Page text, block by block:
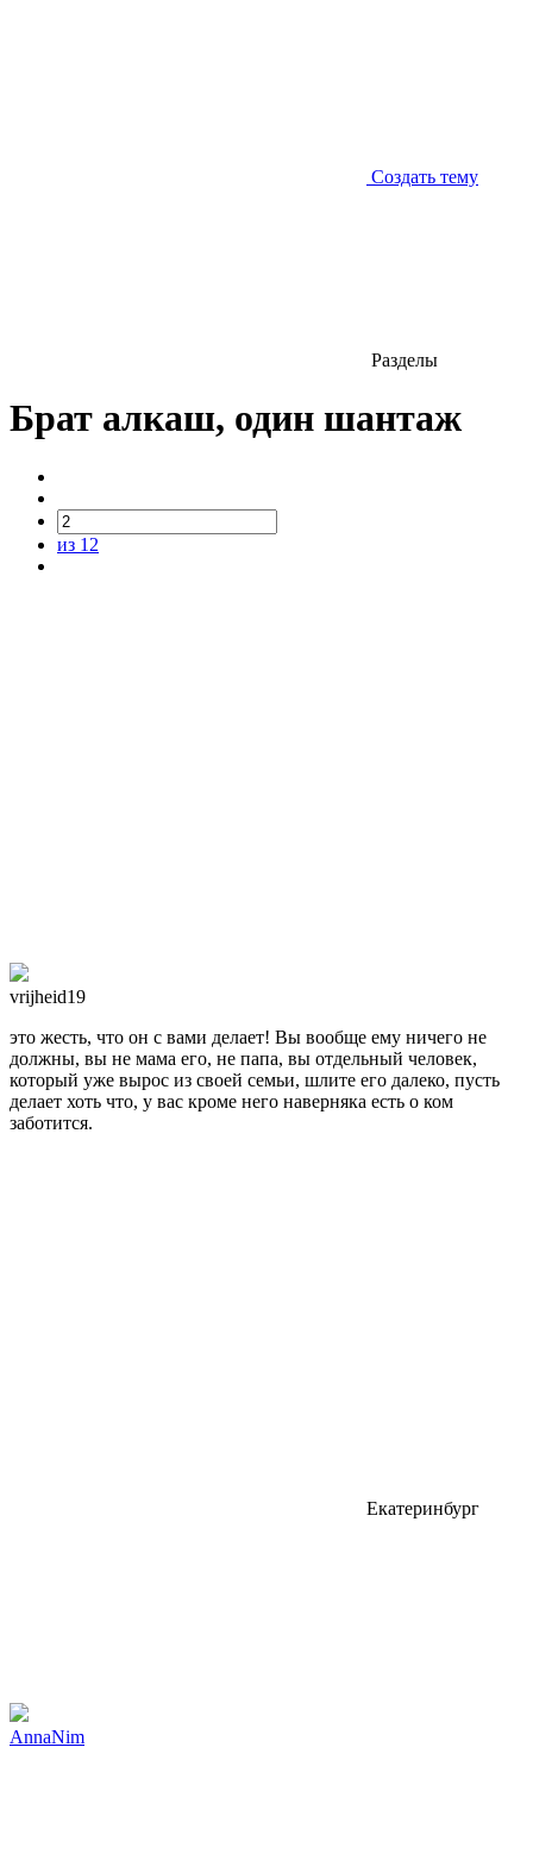
Создать тему
Разделы
Брат алкаш, один шантаж
из 12
vrijheid19
это жесть, что он с вами делает! Вы вообще ему ничего не
должны, вы не мама его, не папа, вы отдельный человек,
который уже вырос из своей семьи, шлите его далеко, пусть
делает хоть что, у вас кроме него наверняка есть о ком
заботится.
Екатеринбург
AnnaNim